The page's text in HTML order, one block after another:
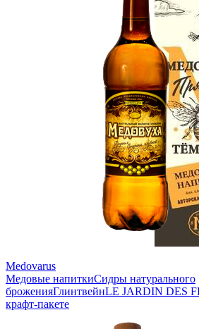
Medovarus
Медовые напиткиСидры натурального
броженияГлинтвейнLE JARDIN DES
крафт-пакете